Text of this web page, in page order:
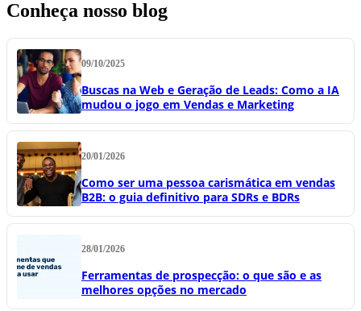
Conheça nosso blog
09/10/2025
Buscas na Web e Geração de Leads: Como a IA
mudou o jogo em Vendas e Marketing
20/01/2026
Como ser uma pessoa carismática em vendas
B2B: o guia definitivo para SDRs e BDRs
28/01/2026
Ferramentas de prospecção: o que são e as
melhores opções no mercado